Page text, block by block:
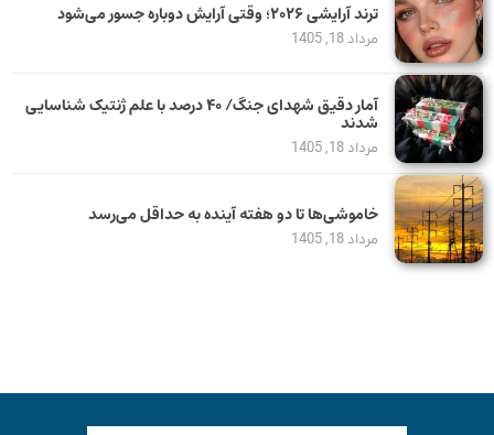
ترند آرایشی ۲۰۲۶؛ وقتی آرایش دوباره جسور می‌شود
مرداد 18, 1405
آمار دقیق شهدای جنگ/ ۴۰ درصد با علم ژنتیک شناسایی
شدند
مرداد 18, 1405
خاموشی‌ها تا دو هفته آینده به حداقل می‌رسد
مرداد 18, 1405